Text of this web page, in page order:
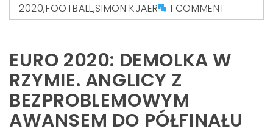
2020,FOOTBALL,SIMON KJAER 1 COMMENT
EURO 2020: DEMOLKA W
RZYMIE. ANGLICY Z
BEZPROBLEMOWYM
AWANSEM DO PÓŁFINAŁU